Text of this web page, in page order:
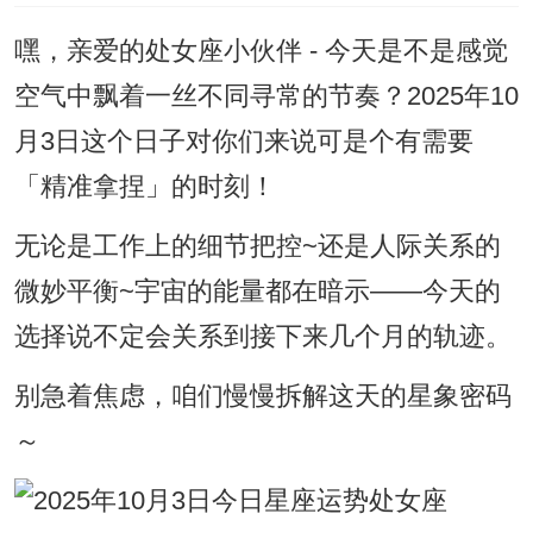
嘿，亲爱的处女座小伙伴 - 今天是不是感觉
空气中飘着一丝不同寻常的节奏？2025年10
月3日这个日子对你们来说可是个有需要
「精准拿捏」的时刻！
无论是工作上的细节把控~还是人际关系的
微妙平衡~宇宙的能量都在暗示——今天的
选择说不定会关系到接下来几个月的轨迹。
别急着焦虑，咱们慢慢拆解这天的星象密码
～